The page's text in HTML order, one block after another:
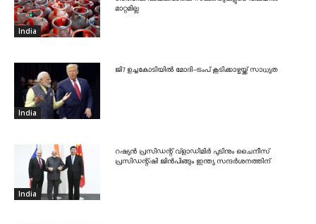
India
മാറ്റമില്ല
India
ജി7 ഉച്ചകോടിയിൽ മോദി-ട്രംപ് കൂടിക്കാഴ്ചയ്ക്ക് സാധ്യത
India
റഷ്യൻ പ്രസിഡന്റ് വ്‌ളാഡിമിർ പുടിനും ചൈനീസ്
പ്രസിഡന്റ്ഷി ജിൻപിങ്ങും ഇന്ത്യ സന്ദർശനത്തിന്